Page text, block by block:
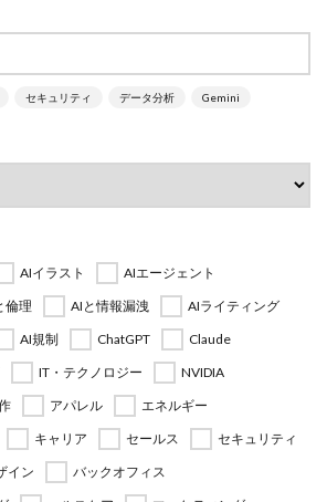
セキュリティ データ分析 Gemini
AIイラスト
AIエージェント
倫理 AIと情報漏洩
AIライティング
AI規制 ChatGPT
Claude
IT・テクノロジー
NVIDIA
アパレル
エネルギー
キャリア セールス
セキュリティ
イン
バックオフィス